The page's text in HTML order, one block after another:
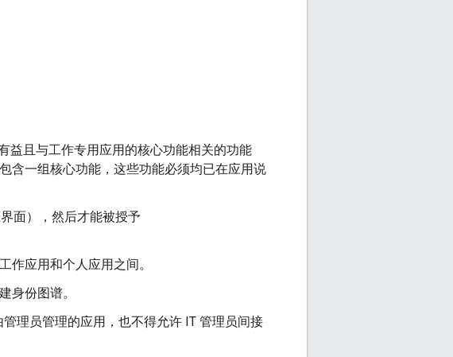
益且与工作专用应用的核心功能相关的功能
含一组核心功能，这些功能必须均已在应用说
面），然后才能被授予
作应用和个人应用之间。
身份图谱。
理员管理的应用，也不得允许 IT 管理员间接